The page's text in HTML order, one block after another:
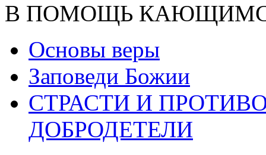
В ПОМОЩЬ
Основы веры
Заповеди Божии
СТРАСТИ И
ДОБРОДЕТЕЛИ